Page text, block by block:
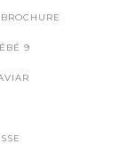
BROCHURE
9